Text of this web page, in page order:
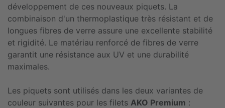
développement de ces nouveaux piquets. La
combinaison d'un thermoplastique très résistant et de
longues fibres de verre assure une excellente stabilité
et rigidité. Le matériau renforcé de fibres de verre
garantit une résistance aux UV et une durabilité
maximales.
Les piquets sont utilisés dans les deux variantes de
couleur suivantes pour les filets AKO Premium :